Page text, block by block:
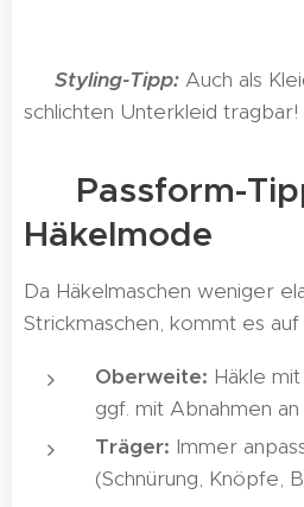
Styling-Tipp: Auch als
schlichten Unterkleid tragbar!
📐 Passform-
Häkelmode
Da Häkelmaschen weniger
Strickmaschen, kommt es
Oberweite: Häkle
ggf. mit Abnahmen an
Träger: Immer
(Schnürung, Knöpfe,